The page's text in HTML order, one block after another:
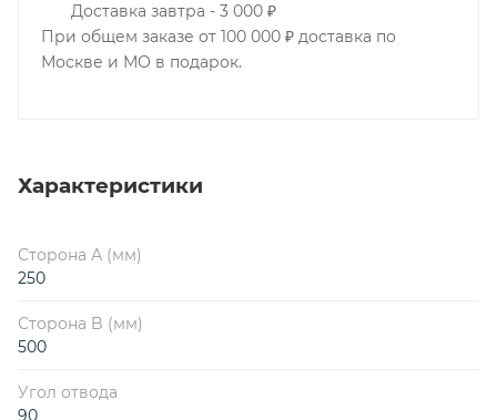
Доставка завтра - 3 000 ₽
При общем заказе от 100 000 ₽ доставка по
Москве и МО в подарок.
Характеристики
Сторона А (мм)
250
Сторона B (мм)
500
Угол отвода
90